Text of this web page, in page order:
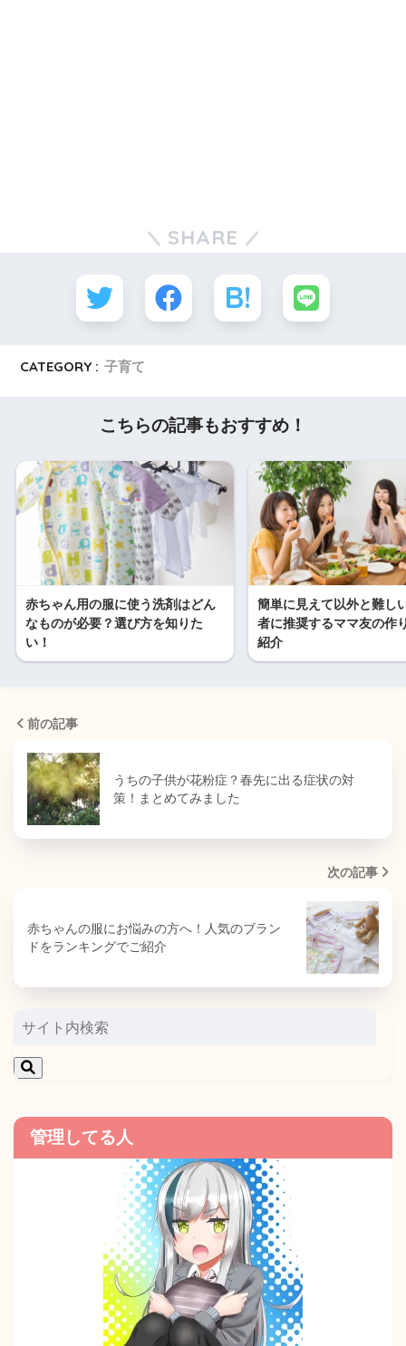
SHARE
CATEGORY : 子育て
こちらの記事もおすすめ！
赤ちゃん用の服に使う洗剤はどん
なものが必要？選び方を知りた
い！
簡単に見えて以外と難し
者に推奨するママ友の作
紹介
前の記事
うちの子供が花粉症？春先に出る症状の対
策！まとめてみました
次の記事
赤ちゃんの服にお悩みの方へ！人気のブラン
ドをランキングでご紹介
管理してる人